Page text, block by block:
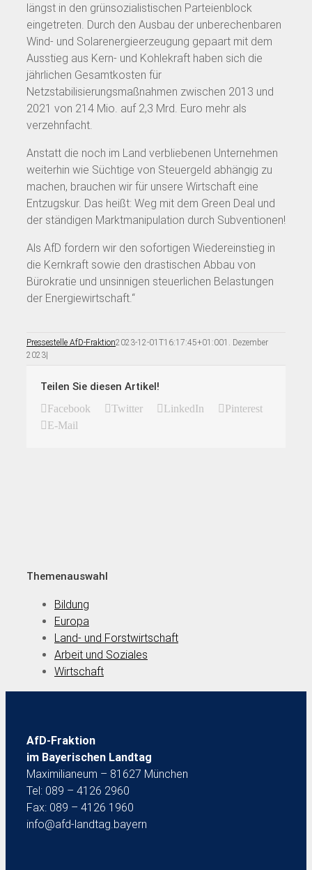
längst in den grünsozialistischen Parteienblock
eingetreten. Durch den Ausbau der unberechenbaren
Wind- und Solarenergieerzeugung gepaart mit dem
Ausstieg aus Kern- und Kohlekraft haben sich die
jährlichen Gesamtkosten für
Netzstabilisierungsmaßnahmen zwischen 2013 und
2021 von 214 Mio. auf 2,3 Mrd. Euro mehr als
verzehnfacht.
Anstatt die noch im Land verbliebenen Unternehmen
weiterhin wie Süchtige von Steuergeld abhängig zu
machen, brauchen wir für unsere Wirtschaft eine
Entzugskur. Das heißt: Weg mit dem Green Deal und
der ständigen Marktmanipulation durch Subventionen!
Als AfD fordern wir den sofortigen Wiedereinstieg in
die Kernkraft sowie den drastischen Abbau von
Bürokratie und unsinnigen steuerlichen Belastungen
der Energiewirtschaft.“
Pressestelle AfD-Fraktion2023-12-01T16:17:45+01:001. Dezember
2023|
Teilen Sie diesen Artikel!
Facebook Twitter LinkedIn
Pinterest
E-Mail
Themenauswahl
Bildung
Europa
Land- und Forstwirtschaft
Arbeit und Soziales
Wirtschaft
AfD-Fraktion
im Bayerischen Landtag
Maximilianeum – 81627 München
Tel: 089 – 4126 2960
Fax: 089 – 4126 1960
info@afd-landtag.bayern